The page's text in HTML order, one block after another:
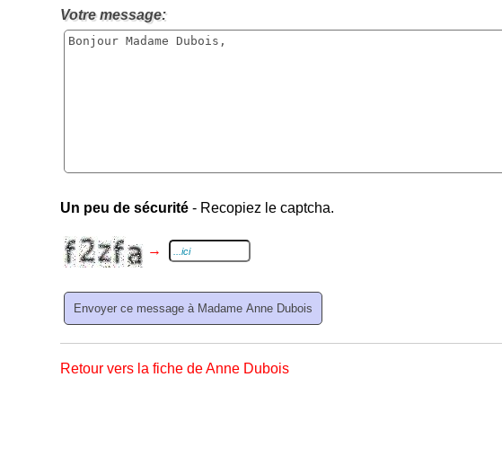
Votre message:
Un peu de sécurité - Recopiez le captcha.
→
Retour vers la fiche de Anne Dubois